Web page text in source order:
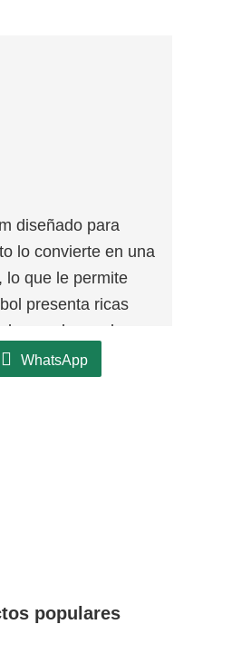
diseñado para
lo convierte en una
lo que le permite
presenta ricas
lo que lo
WhatsApp
populares